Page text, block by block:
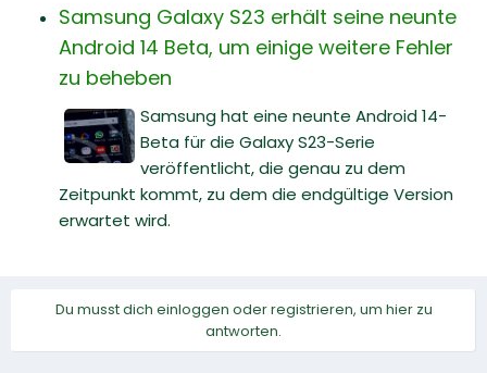
Samsung Galaxy S23 erhält seine neunte
Android 14 Beta, um einige weitere Fehler
zu beheben
Samsung hat eine neunte Android 14-
Beta für die Galaxy S23-Serie
veröffentlicht, die genau zu dem
Zeitpunkt kommt, zu dem die endgültige Version
erwartet wird.
Du musst dich einloggen oder registrieren, um hier zu
antworten.